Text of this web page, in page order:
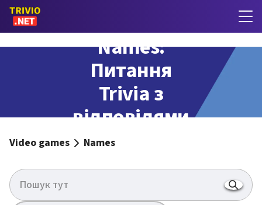
Names:
Питання
Trivia з
відповідями
Video games Names